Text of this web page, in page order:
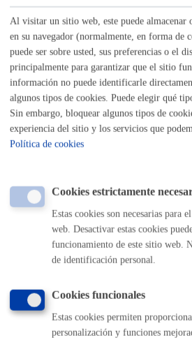
Renovaruna autorización
Renunciar o revocaruna
Aceptar o rechazar
solicitudes
Este tipo de autorización permite a la
actuar en nombre de la persona
siguientes casos:
Aceptar Notificaciones
Consultar y Modificar los datos
representada(dirección, correo
fiscales,...)
Realizar trámites
Quién lo puede
Personas físicas o jurídicas
Cuándo lo pueden
Durante todo el año
Al visitar un sitio web, este puede almacenar
en su navegador (normalmente, en forma de
puede ser sobre usted, sus preferencias o el
principalmente para garantizar que el sitio
información no puede identificarle
algunos tipos de cookies. Puede elegir qué
Sin embargo, bloquear algunos tipos de
experiencia del sitio y los servicios que
Política de cookies
Cookies estrictamente
Estas cookies son necesarias para
web. Desactivar estas cookies
funcionamiento de este sitio web.
de identificación personal.
Cookies funcionales
Estas cookies permiten
personalización y funciones